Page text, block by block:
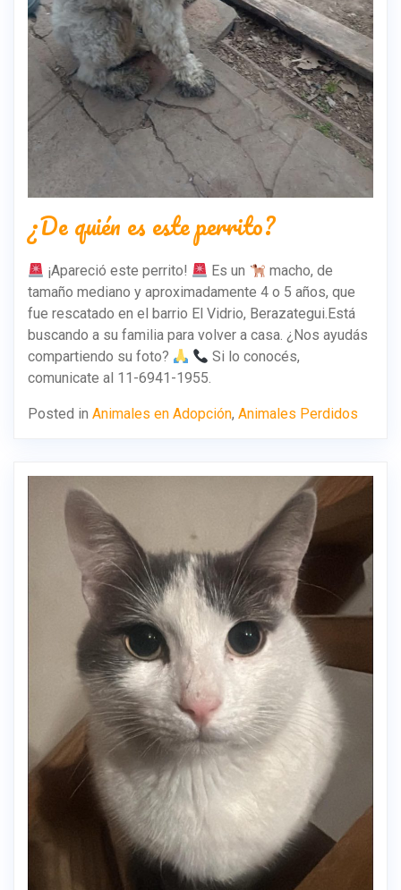
¿De quién es este perrito?
¡Apareció este perrito! Es un
macho, de
tamaño mediano y aproximadamente 4 o 5 años, que
fue rescatado en el barrio El Vidrio, Berazategui.Está
buscando a su familia para volver a casa. ¿Nos ayudás
compartiendo su foto?
Si lo conocés,
comunicate al 11-6941-1955.
Posted in Animales en Adopción, Animales Perdidos